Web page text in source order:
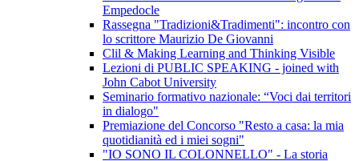
Empedocle
Rassegna "Tradizioni&Tradimenti": incontro con
lo scrittore Maurizio De Giovanni
Clil & Making Learning and Thinking Visible
Lezioni di PUBLIC SPEAKING - joined with
John Cabot University
Seminario formativo nazionale: “Voci dai territori
in dialogo"
Premiazione del Concorso "Resto a casa: la mia
quotidianità ed i miei sogni"
"IO SONO IL COLONNELLO" - La storia